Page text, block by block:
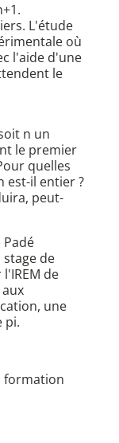
L'étude
où
l'aide d'une
le
n un
le premier
quelles
est-il entier ?
peut-
de
de
une
pi.
formation